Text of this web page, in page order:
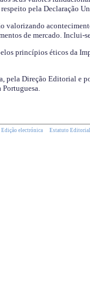
pela Declaração
valorizando
de mercado.
princípios éticos da
pela Direção Editorial e
Edição electrónica Estatuto Editorial